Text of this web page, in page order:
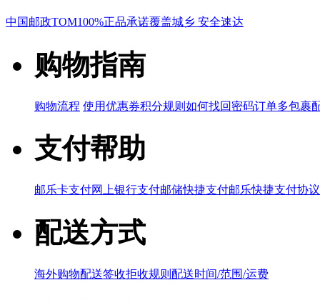
中国邮政TOM100%正品承诺覆盖城乡 安全速达
购物指南
购物流程 使用优惠券积分规则 如何找回密码订单多包裹
支付帮助
邮乐卡支付网上银行支付邮储快捷支付邮乐快捷支付协议
配送方式
海外购物配送签收拒收规则 配送时间/范围/运费